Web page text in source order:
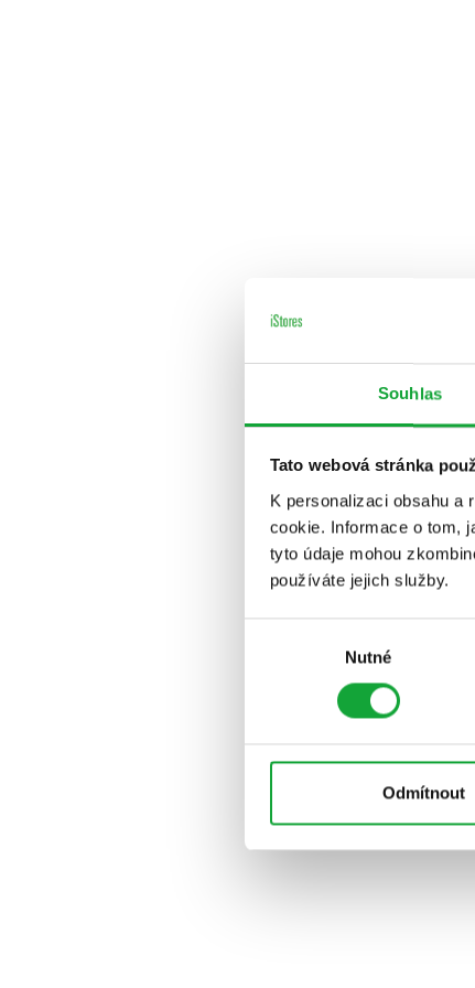
Souhlas
Tato webová stránka
K personalizaci obsahu
cookie. Informace o tom,
tyto údaje mohou
používáte jejich služby.
Nutné
Odmítnout